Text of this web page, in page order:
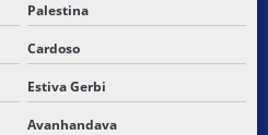
Palestina
Cardoso
Estiva Gerbi
Avanhandava